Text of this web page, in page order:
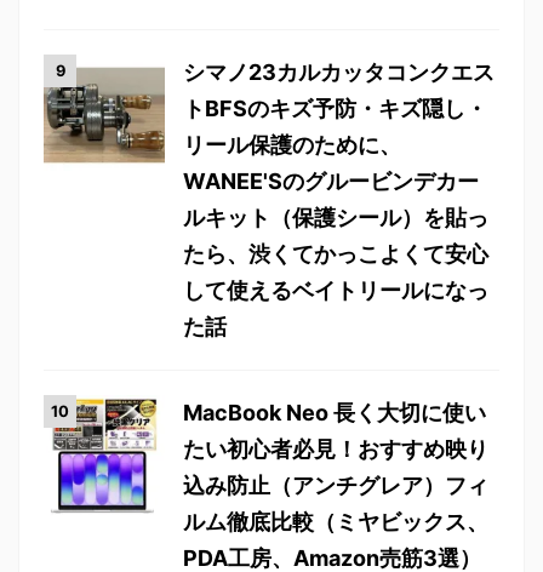
シマノ23カルカッタコンクエス
トBFSのキズ予防・キズ隠し・
リール保護のために、
WANEE'Sのグルービンデカー
ルキット（保護シール）を貼っ
たら、渋くてかっこよくて安心
して使えるベイトリールになっ
た話
MacBook Neo 長く大切に使い
たい初心者必見！おすすめ映り
込み防止（アンチグレア）フィ
ルム徹底比較（ミヤビックス、
PDA工房、Amazon売筋3選）